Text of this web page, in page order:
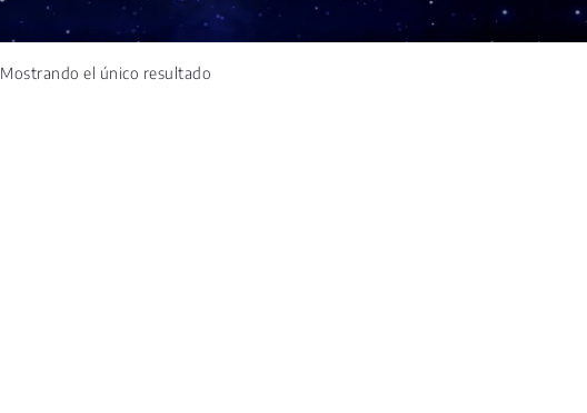
Mostrando el único resultado